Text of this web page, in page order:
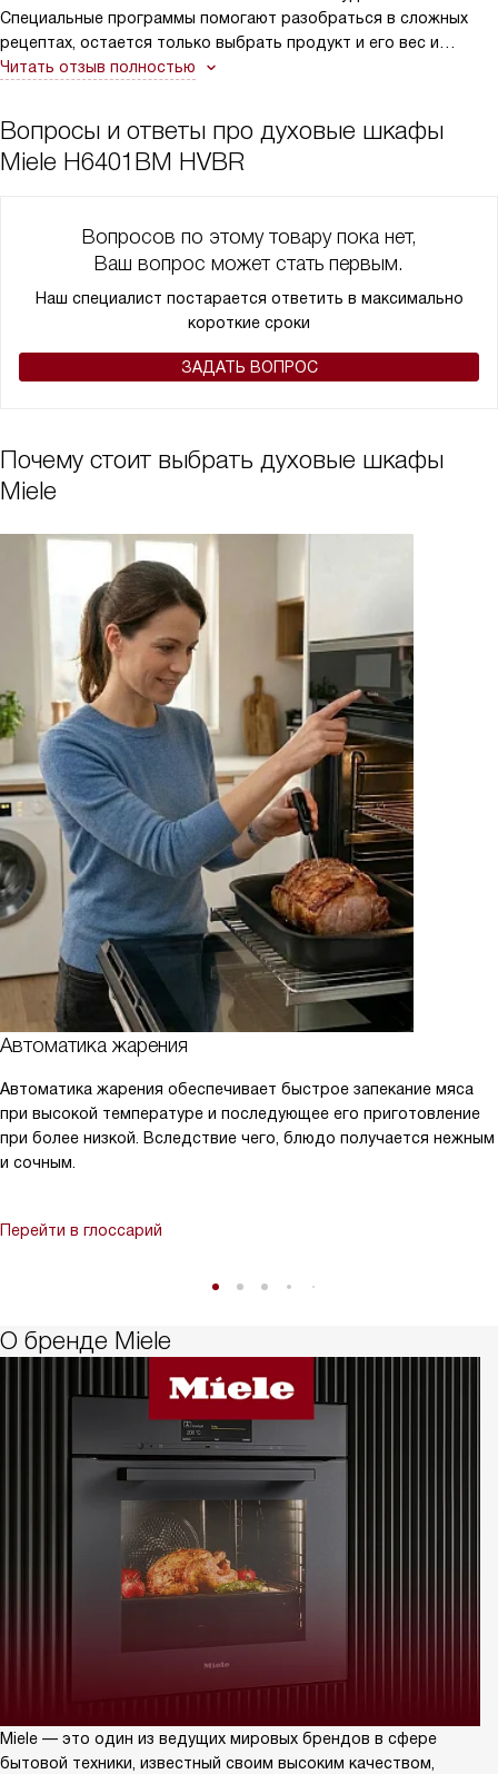
Специальные программы помогают разобраться в сложных
рецептах, остается только выбрать продукт и его вес и
программа сама задаст температуру и время приготовления.
Читать отзыв полностью
Вопросы и ответы про духовые шкафы
Miele H6401BM HVBR
Вопросов по этому товару пока нет,
Ваш вопрос может стать первым.
Наш специалист постарается ответить в максимально
короткие сроки
ЗАДАТЬ ВОПРОС
Почему стоит выбрать духовые шкафы
Miele
Автоматика жарения
Автоматика жарения обеспечивает быстрое запекание мяса
при высокой температуре и последующее его приготовление
при более низкой. Вследствие чего, блюдо получается нежным
и сочным.
Перейти в глоссарий
О бренде Miele
Miele — это один из ведущих мировых брендов в сфере
бытовой техники, известный своим высоким качеством,